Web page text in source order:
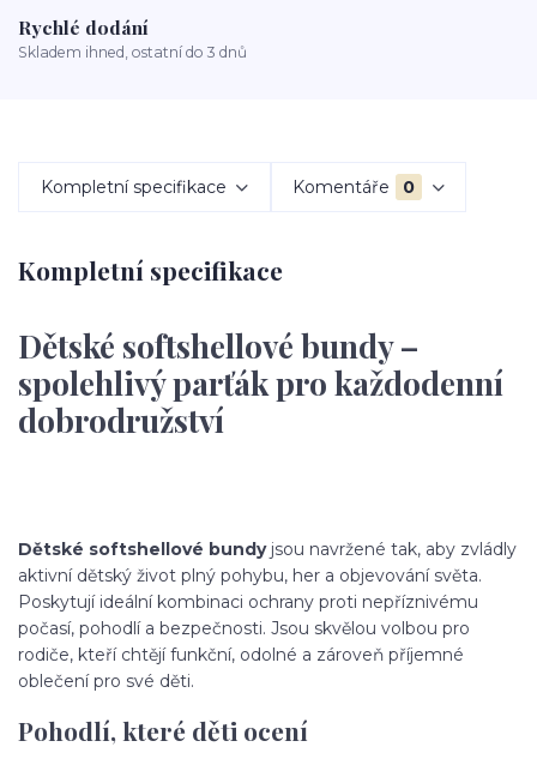
Rychlé dodání
Skladem ihned, ostatní do 3 dnů
Kompletní specifikace Komentáře 0
Kompletní specifikace
Dětské softshellové bundy –
spolehlivý parťák pro každodenní
dobrodružství
Dětské softshellové bundyjsou navržené tak, aby zvládly
aktivní dětský život plný pohybu, her a objevování světa.
Poskytují ideální kombinaci ochrany proti nepříznivému
počasí, pohodlí a bezpečnosti. Jsou skvělou volbou pro
rodiče, kteří chtějí funkční, odolné a zároveň příjemné
oblečení pro své děti.
Pohodlí, které děti ocení